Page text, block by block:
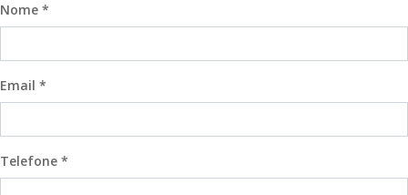
Nome *
Email *
Telefone *